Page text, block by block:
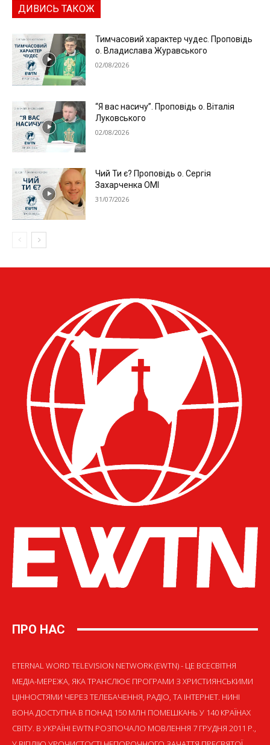
ПРО НАС
ETERNAL WORD TELEVISION NETWORK (EWTN) - ЦЕ ВСЕСВІТНЯ
МЕДІА-МЕРЕЖА, ЯКА ТРАНСЛЮЄ ПРОГРАМИ З ХРИСТИЯНСЬКИМИ
ЦІННОСТЯМИ ЧЕРЕЗ ТЕЛЕБАЧЕННЯ, РАДІО, ТА ІНТЕРНЕТ. НИНІ
ВОНА ДОСТУПНА В ПОНАД 150 МЛН ПОМЕШКАНЬ У 140 КРАЇНАХ
СВІТУ. В УКРАЇНІ EWTN РОЗПОЧАЛО МОВЛЕННЯ 7 ГРУДНЯ 2011 Р.,